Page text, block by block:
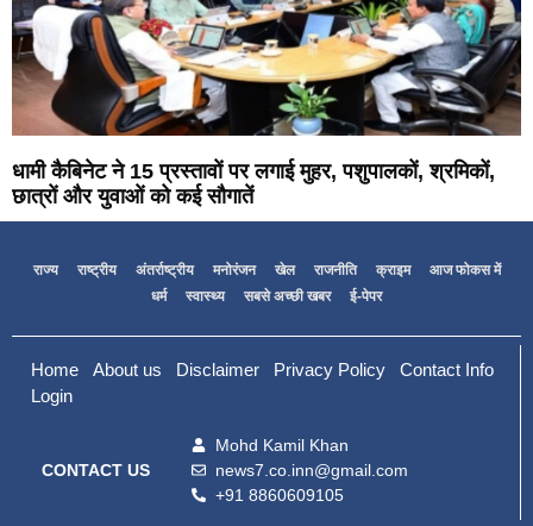
धामी कैबिनेट ने 15 प्रस्तावों पर लगाई मुहर, पशुपालकों, श्रमिकों,
छात्रों और युवाओं को कई सौगातें
राज्य राष्ट्रीय अंतर्राष्ट्रीय मनोरंजन खेल राजनीति क्राइम
आज फोकस में
धर्म
स्वास्थ्य सबसे अच्छी खबर ई-पेपर
Home About us Disclaimer Privacy Policy
Contact Info
Login
CONTACT US
Mohd Kamil Khan
news7.co.inn@gmail.com
+91 8860609105